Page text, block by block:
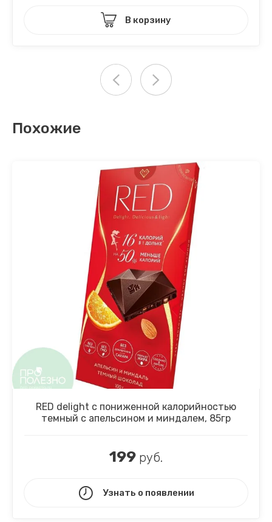
В корзину
Похожие
RED delight с пониженной калорийностью
темный с апельсином и миндалем, 85гр
199 руб.
Узнать о появлении